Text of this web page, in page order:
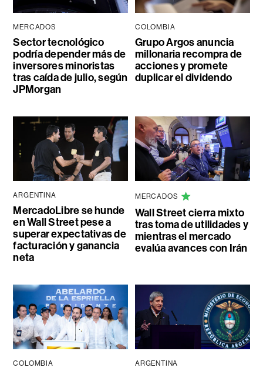
MERCADOS
Sector tecnológico
podría depender más de
inversores minoristas
tras caída de julio, según
JPMorgan
COLOMBIA
Grupo Argos anuncia
millonaria recompra de
acciones y promete
duplicar el dividendo
ARGENTINA
MercadoLibre se hunde
en Wall Street pese a
superar expectativas de
facturación y ganancia
neta
MERCADOS
Wall Street cierra mixto
tras toma de utilidades y
mientras el mercado
evalúa avances con Irán
COLOMBIA ARGENTINA